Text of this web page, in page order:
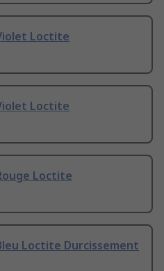
Loctite
Loctite
Loctite
Loctite Durcissement